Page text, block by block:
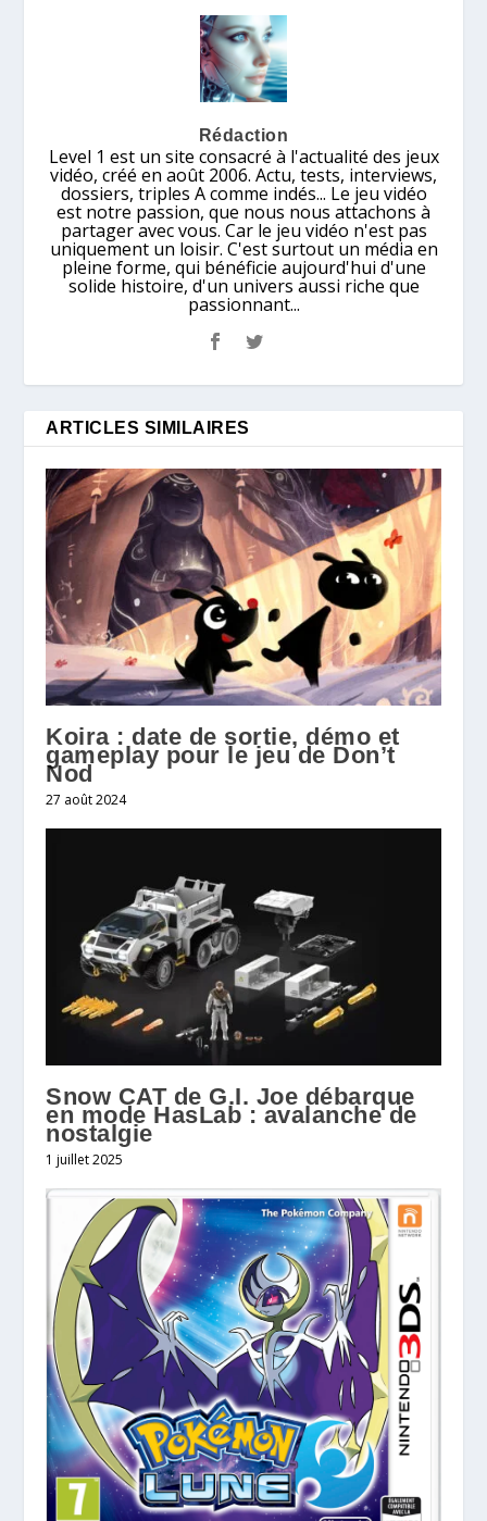
Rédaction
Level 1 est un site consacré à l'actualité des jeux
vidéo, créé en août 2006. Actu, tests, interviews,
dossiers, triples A comme indés... Le jeu vidéo
est notre passion, que nous nous attachons à
partager avec vous. Car le jeu vidéo n'est pas
uniquement un loisir. C'est surtout un média en
pleine forme, qui bénéficie aujourd'hui d'une
solide histoire, d'un univers aussi riche que
passionnant...
ARTICLES SIMILAIRES
Koira : date de sortie, démo et
gameplay pour le jeu de Don’t
Nod
27 août 2024
Snow CAT de G.I. Joe débarque
en mode HasLab : avalanche de
nostalgie
1 juillet 2025